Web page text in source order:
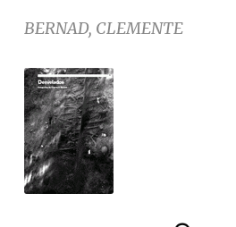
BERNAD, CLEMENTE